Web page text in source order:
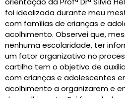
foi idealizada durante meu
com famílias de crianças e
acolhimento. Observei que,
nenhuma escolaridade, ter
um fator organizativo no
cartilha tem o objetivo de
com crianças e adolescentes
acolhimento a organizarem e